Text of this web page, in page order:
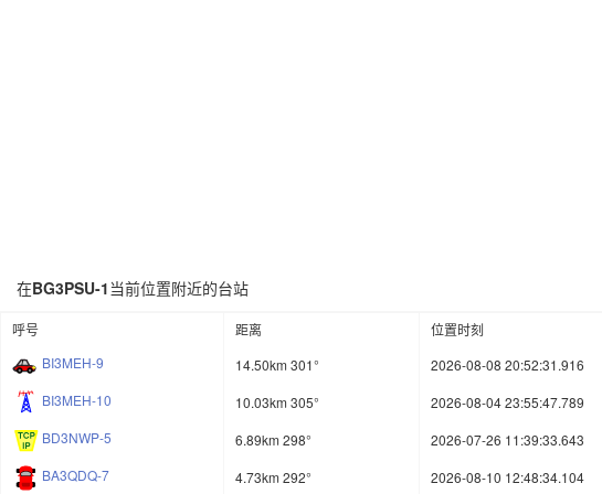
在BG3PSU-1 当前位置附近的台站
呼号 距离
位置时刻
BI3MEH-9
14.50km 301°
2026-08-08 20:52:31.916
BI3MEH-10
10.03km 305°
2026-08-04 23:55:47.789
BD3NWP-5
6.89km 298°
2026-07-26 11:39:33.643
BA3QDQ-7
4.73km 292° 2026-08-10 12:48:34.104